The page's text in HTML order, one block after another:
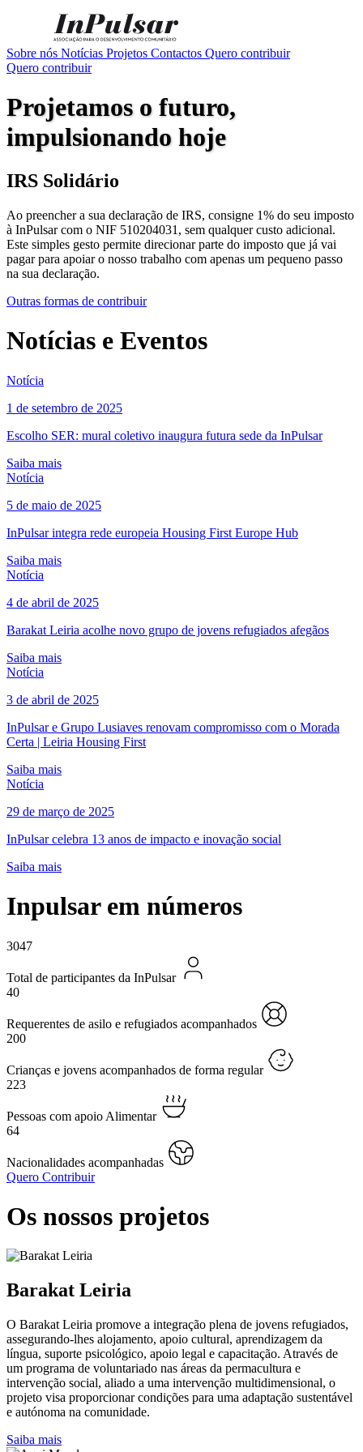
Sobre nós Notícias Projetos Contactos Quero contribuir
Quero contribuir
Projetamos o futuro,
impulsionando hoje
IRS Solidário
Ao preencher a sua declaração de IRS, consigne 1% do seu imposto
à InPulsar com o NIF 510204031, sem qualquer custo adicional.
Este simples gesto permite direcionar parte do imposto que já vai
pagar para apoiar o nosso trabalho com apenas um pequeno passo
na sua declaração.
Outras formas de contribuir
Notícias e Eventos
Notícia
1 de setembro de 2025
Escolho SER: mural coletivo inaugura futura sede da InPulsar
Saiba mais
Notícia
5 de maio de 2025
InPulsar integra rede europeia Housing First Europe Hub
Saiba mais
Notícia
4 de abril de 2025
Barakat Leiria acolhe novo grupo de jovens refugiados afegãos
Saiba mais
Notícia
3 de abril de 2025
InPulsar e Grupo Lusiaves renovam compromisso com o Morada
Certa | Leiria Housing First
Saiba mais
Notícia
29 de março de 2025
InPulsar celebra 13 anos de impacto e inovação social
Saiba mais
Inpulsar em números
3047
Total de participantes da InPulsar
40
Requerentes de asilo e refugiados acompanhados
200
Crianças e jovens acompanhados de forma regular
223
Pessoas com apoio Alimentar
64
Nacionalidades acompanhadas
Quero Contribuir
Os nossos projetos
Barakat Leiria
O Barakat Leiria promove a integração plena de jovens refugiados,
assegurando-lhes alojamento, apoio cultural, aprendizagem da
língua, suporte psicológico, apoio legal e capacitação. Através de
um programa de voluntariado nas áreas da permacultura e
intervenção social, aliado a uma intervenção multidimensional, o
projeto visa proporcionar condições para uma adaptação sustentável
e autónoma na comunidade.
Saiba mais